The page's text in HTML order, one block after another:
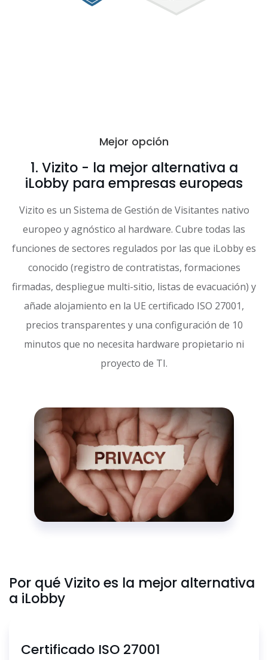
Mejor opción
1. Vizito - la mejor alternativa a
iLobby para empresas europeas
Vizito es un Sistema de Gestión de Visitantes nativo
europeo y agnóstico al hardware. Cubre todas las
funciones de sectores regulados por las que iLobby es
conocido (registro de contratistas, formaciones
firmadas, despliegue multi-sitio, listas de evacuación) y
añade alojamiento en la UE certificado ISO 27001,
precios transparentes y una configuración de 10
minutos que no necesita hardware propietario ni
proyecto de TI.
Por qué Vizito es la mejor alternativa
a iLobby
Certificado ISO 27001